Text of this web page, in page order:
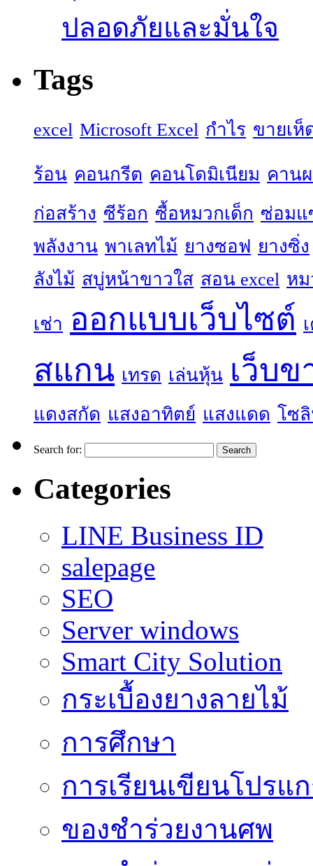
ปลอดภัยและมั่นใจ
Tags
excel Microsoft Excel กำไร ขายเ
ร้อน คอนกรีต คอนโดมิเนียม คาน
ก่อสร้าง ซีร้อก ซื้อหมวกเด็ก ซ่อมแ
พลังงาน พาเลทไม้ ยางซอฟ ยางซิ่ง
ลังไม้ สบู่หน้าขาวใส สอน excel หม
เช่า ออกแบบเว็บไซต์
สแกน เทรด เล่นหุ้น เว็บข
แดงสกัด แสงอาทิตย์ แสงแดด โซ
Search for:
Categories
LINE Business ID
salepage
SEO
Server windows
Smart City Solution
กระเบื้องยางลายไม้
การศึกษา
การเรียนเขียนโปรแ
ของชำร่วยงานศพ